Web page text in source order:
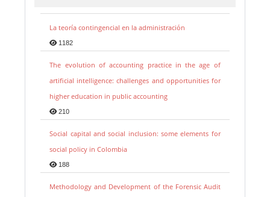
La teoría contingencial en la administración
1182
The evolution of accounting practice in the age of
artificial intelligence: challenges and opportunities for
higher education in public accounting
210
Social capital and social inclusion: some elements for
social policy in Colombia
188
Methodology and Development of the Forensic Audit